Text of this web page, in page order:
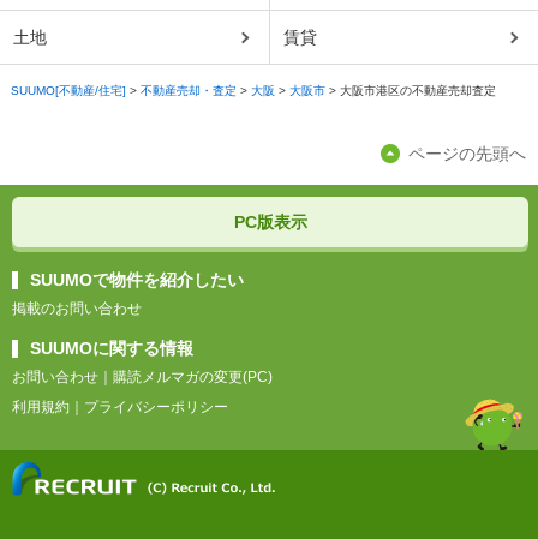
土地 賃貸
SUUMO[不動産/住宅] > 不動産売却・査定 > 大阪 > 大阪市 > 大阪市港区の不動産売却査定
ページの先頭へ
PC版表示
SUUMOで物件を紹介したい
掲載のお問い合わせ
SUUMOに関する情報
お問い合わせ
購読メルマガの変更(PC)
利用規約
プライバシーポリシー